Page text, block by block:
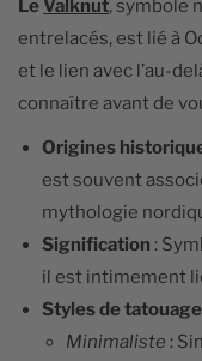
LeValknut, symbole
entrelacés, est lié à
et le lien avec l’au-
connaître avant de
Origines
est souvent
mythologie
Signification :
il est intimement
Styles de tatouage
Minimaliste :